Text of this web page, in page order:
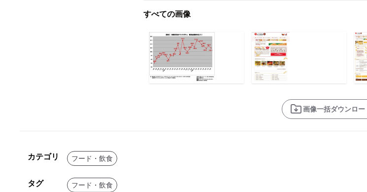
すべての画像
画像一括ダウンロー
カテゴリ フード・飲食
タグ フード・飲食